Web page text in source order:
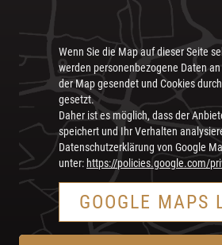
Wenn Sie die Map auf dieser Seite
werden personenbezogene Daten
der Map gesendet und Cookies
gesetzt.
Daher ist es möglich, dass der
speichert und Ihr Verhalten
Datenschutzerklärung von Google
unter: https://policies.google.com/
GOOGLE MAPS